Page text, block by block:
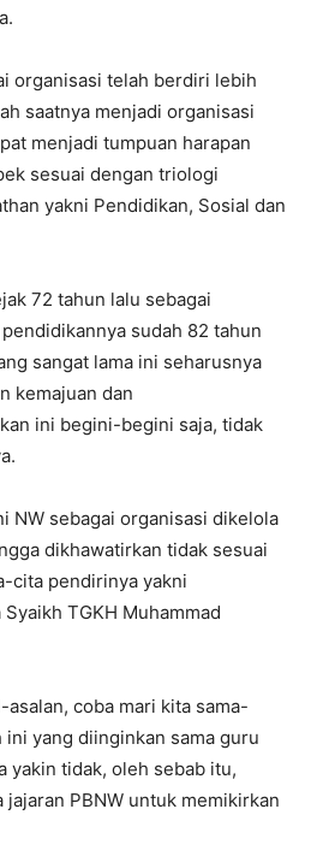
organisasi telah berdiri lebih
saatnya menjadi organisasi
menjadi tumpuan harapan
sesuai dengan triologi
yakni Pendidikan, Sosial dan
72 tahun lalu sebagai
sudah 82 tahun
sangat lama ini seharusnya
kemajuan dan
ini begini-begini saja, tidak
NW sebagai organisasi dikelola
dikhawatirkan tidak sesuai
cita pendirinya yakni
TGKH Muhammad
asalan, coba mari kita sama-
ini yang diinginkan sama guru
yakin tidak, oleh sebab itu,
PBNW untuk memikirkan